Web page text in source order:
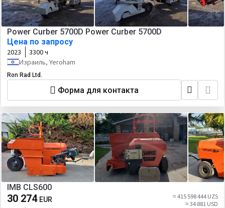
Power Curber 5700D Power Curber 5700D
Цена по запросу
2023
3300 ч
Израиль, Yeroham
Ron Rad Ltd.
Форма для контакта
IMB CLS600
30 274 EUR
≈ 415 598 444 UZS
≈ 34 881 USD